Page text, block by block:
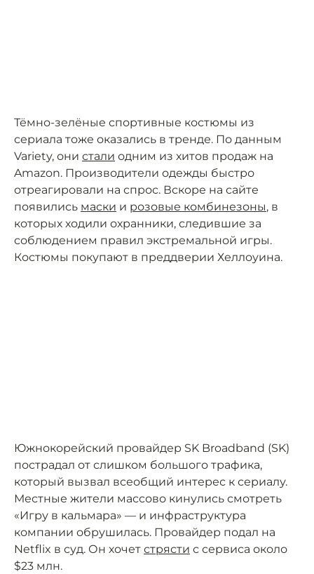
Тёмно-зелёные спортивные костюмы из
сериала тоже оказались в тренде. По данным
Variety, они стали одним из хитов продаж на
Amazon. Производители одежды быстро
отреагировали на спрос. Вскоре на сайте
появились маски и розовые комбинезоны, в
которых ходили охранники, следившие за
соблюдением правил экстремальной игры.
Костюмы покупают в преддверии Хеллоуина.
Южнокорейский провайдер SK Broadband (SK)
пострадал от слишком большого трафика,
который вызвал всеобщий интерес к сериалу.
Местные жители массово кинулись смотреть
«Игру в кальмара» — и инфраструктура
компании обрушилась. Провайдер подал на
Netflix в суд. Он хочет стрясти с сервиса около
$23 млн.